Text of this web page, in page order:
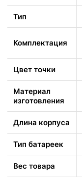
Тип
Комплектация
Цвет точки
Материал
изготовления
Длина корпуса
Тип батареек
Вес товара